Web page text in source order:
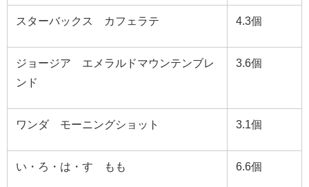
スターバックス カフェラテ 4.3個
ジョージア エメラルドマウンテンブレ
ンド
3.6個
ワンダ モーニングショット 3.1個
い・ろ・は・す もも 6.6個